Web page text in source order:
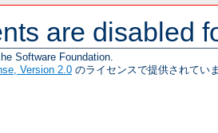
are disabled
Software Foundation.
Version 2.0 のライセンスで提供されてい